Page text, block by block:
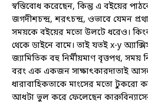
স্বস্তিবোধ করেছেন, কিন্তু এ বইয়ের
জগদীশচন্দ্র, শরৎচন্দ্র, ওভাবে যেমন
সময়কে বইয়ের মতো উলটে ধরেও।
থেকে ডাইনে বামে। তাই যতই x-y
জ্যামিতিক বহু নির্মীয়মাণ বৃত্তপথ,
বরং এক একজন সাক্ষাৎকারদাতাই আসল
ধারাবাহিকতাকে মাংসের মতো টুকরো
আধটা ভুল করে ফেলেছেন